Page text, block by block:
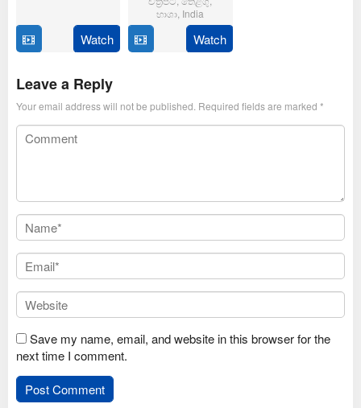
Feb
2025
Thirumeni
Watch
භාශා India
Jan
Anil
Ravipudi
Watch
Leave a Reply
Your email address will not be published. Required fields are marked *
Save my name, email, and website in this browser for the
next time I comment.